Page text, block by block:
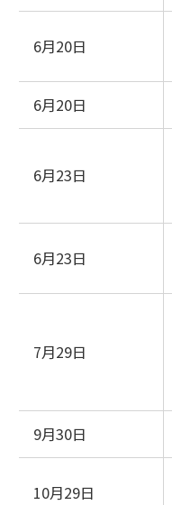
6月20日
6月20日
6月23日
6月23日
7月29日
9月30日
10月29日